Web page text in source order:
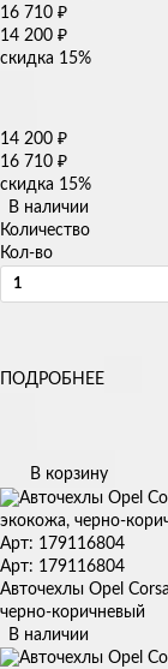
16 710 ₽
14 200 ₽
скидка 15%
14 200 ₽
16 710 ₽
скидка 15%
В наличии
Количество
Кол-во
ПОДРОБНЕЕ
В корзину
Арт: 179116804
Арт: 179116804
Авточехлы Opel
черно-коричневый
В наличии